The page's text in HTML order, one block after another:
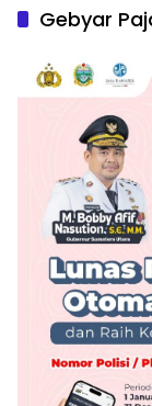
Gebyar